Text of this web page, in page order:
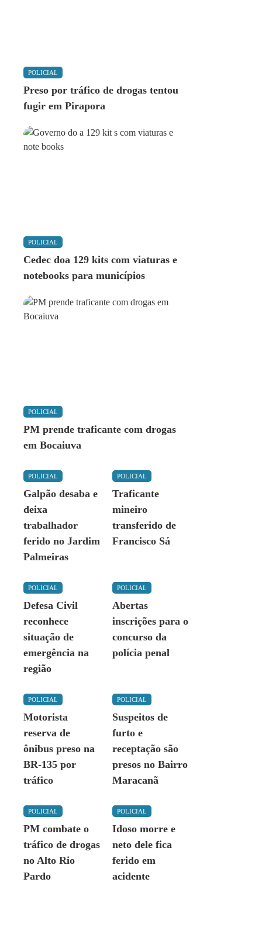
POLICIAL
Preso por tráfico de drogas tentou
fugir em Pirapora
POLICIAL
Cedec doa 129 kits com viaturas e
notebooks para municípios
POLICIAL
PM prende traficante com drogas
em Bocaiuva
POLICIAL
Galpão desaba e
deixa
trabalhador
ferido no Jardim
Palmeiras
POLICIAL
Traficante
mineiro
transferido de
Francisco Sá
POLICIAL
Defesa Civil
reconhece
situação de
emergência na
região
POLICIAL
Abertas
inscrições para o
concurso da
polícia penal
POLICIAL
Motorista
reserva de
ônibus preso na
BR-135 por
tráfico
POLICIAL
Suspeitos de
furto e
receptação são
presos no Bairro
Maracanã
POLICIAL
PM combate o
tráfico de drogas
no Alto Rio
Pardo
POLICIAL
Idoso morre e
neto dele fica
ferido em
acidente